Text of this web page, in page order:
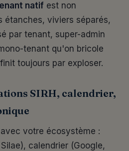
natif est non
étanches, viviers séparés,
par tenant, super-admin
tenant qu'on bricole
toujours par exploser.
SIRH, calendrier,
votre écosystème :
calendrier (Google,